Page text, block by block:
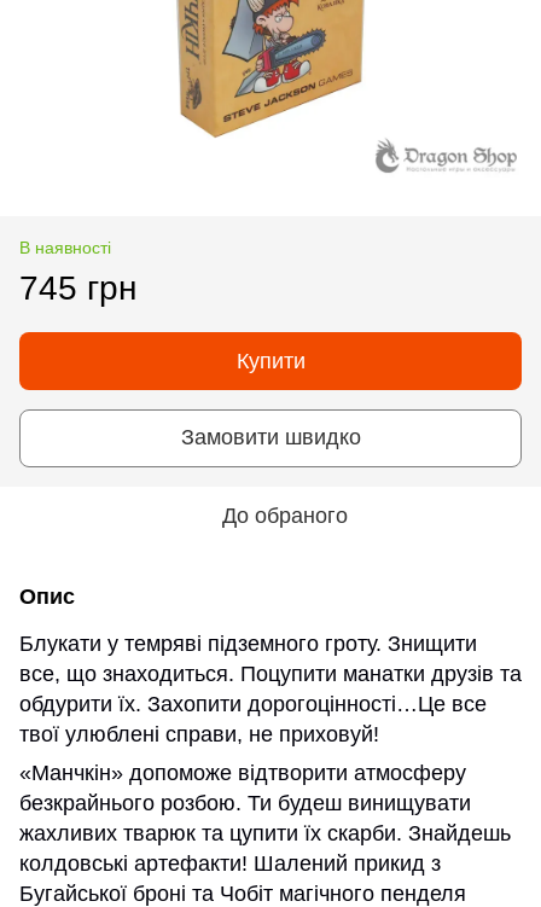
В наявності
745 грн
Купити
Замовити швидко
До обраного
Опис
Блукати у темряві підземного гроту. Знищити
все, що знаходиться. Поцупити манатки друзів та
обдурити їх. Захопити дорогоцінності…Це все
твої улюблені справи, не приховуй!
«Манчкін» допоможе відтворити атмосферу
безкрайнього розбою. Ти будеш винищувати
жахливих тварюк та цупити їх скарби. Знайдешь
колдовські артефакти! Шалений прикид з
Бугайської броні та Чобіт магічного пенделя